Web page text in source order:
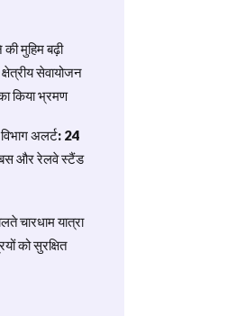
मुहिम बढ़ी
सेवायोजन
किया भ्रमण
अलर्ट: 24
बस और रेलवे स्टैंड
चारधाम यात्रा
को सुरक्षित